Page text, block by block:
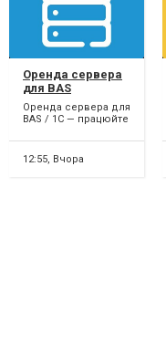
Оренда сервера
для BAS
Оренда сервера для
BAS / 1C — працюйте
світу! Не хочете
витрачати кошти на
покупк...
12:55, Вчора